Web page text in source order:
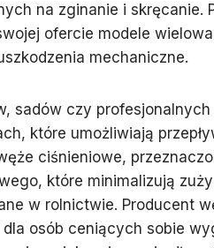
na zginanie i skręcanie.
ofercie modele
mechaniczne.
sadów czy
które umożliwiają
ciśnieniowe,
które minimalizują
w rolnictwie. Producent
osób ceniących sobie